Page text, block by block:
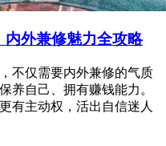
外兼修魅力全攻略
不仅需要内外兼修的气质
养自己、拥有赚钱能力。
有主动权，活出自信迷人